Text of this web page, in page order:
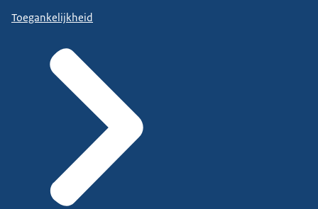
Toegankelijkheid